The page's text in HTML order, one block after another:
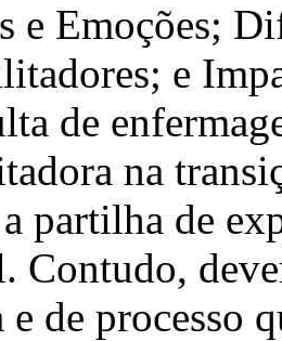
e Emoções;
e
de
na
partilha de
Contudo,
e de processo